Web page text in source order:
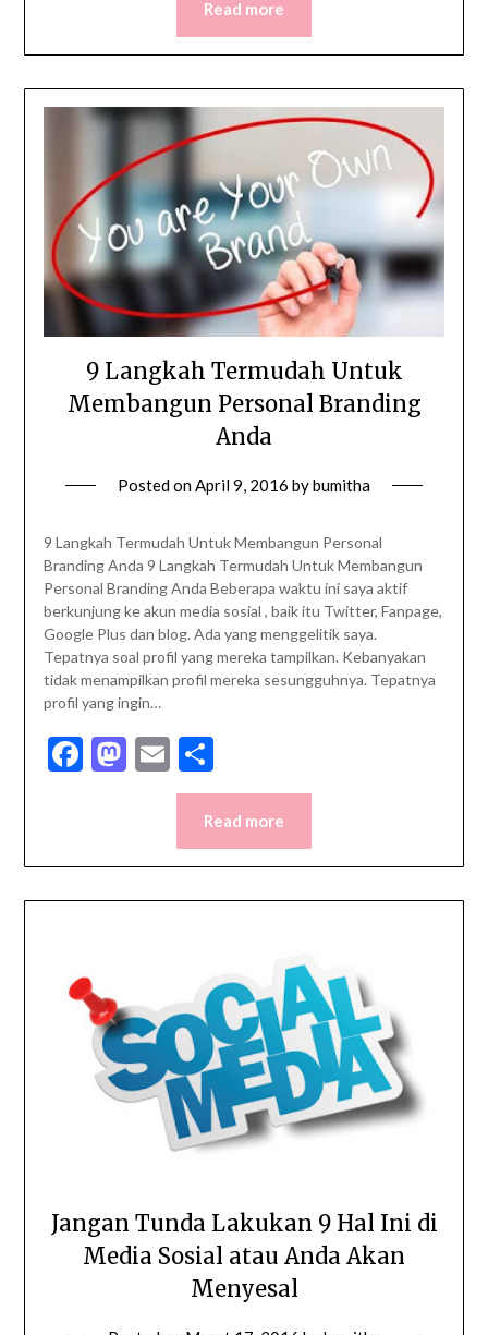
Read more
9 Langkah Termudah Untuk
Membangun Personal Branding
Anda
Posted onApril 9, 2016 bybumitha
9 Langkah Termudah Untuk Membangun Personal
Branding Anda 9 Langkah Termudah Untuk Membangun
Personal Branding Anda Beberapa waktu ini saya aktif
berkunjung ke akun media sosial , baik itu Twitter, Fanpage,
Google Plus dan blog. Ada yang menggelitik saya.
Tepatnya soal profil yang mereka tampilkan. Kebanyakan
tidak menampilkan profil mereka sesungguhnya. Tepatnya
profil yang ingin…
Facebook
Mastodon
EmailShare
Read more
Jangan Tunda Lakukan 9 Hal Ini di
Media Sosial atau Anda Akan
Menyesal